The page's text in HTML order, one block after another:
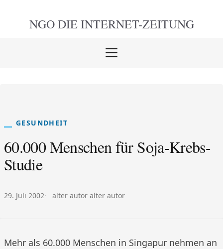
NGO DIE INTERNET-ZEITUNG
Menü
GESUNDHEIT
60.000 Menschen für Soja-Krebs-
Studie
Veröffentlicht am:
29. Juli 2002 Autor:
alter autor alter autor
Mehr als 60.000 Menschen in Singapur nehmen an